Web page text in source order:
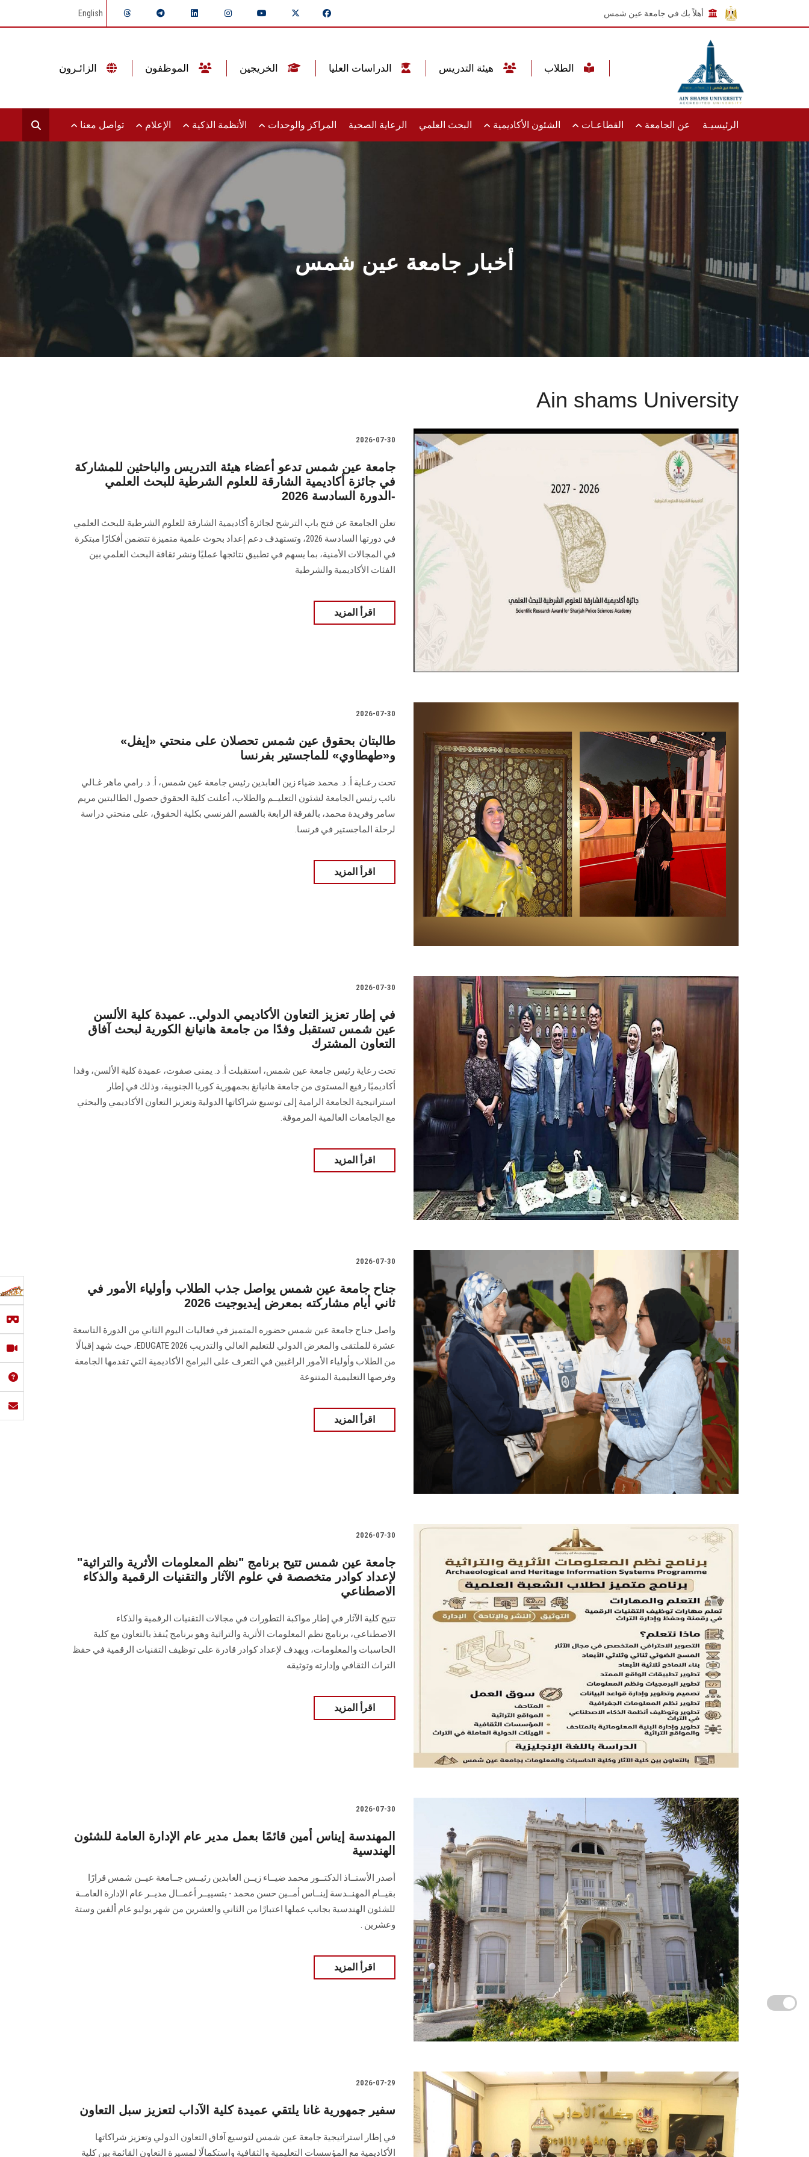
أهلاً بك في جامعة عين شمس English
الرئيسيـة عن الجامعة القطاعـات الشئون الأكاديمية البحث العلمي الرعاية الصحية المراكز والوحدات الأنظمة الذكية الإعلام تواصل معنا
أخبار جامعة عين شمس
Ain shams University
2026-07-30
جامعة عين شمس تدعو أعضاء هيئة التدريس والباحثين للمشاركة
في جائزة أكاديمية الشارقة للعلوم الشرطية للبحث العلمي
-الدورة السادسة 2026
تعلن الجامعة عن فتح باب الترشح لجائزة أكاديمية الشارقة للعلوم الشرطية للبحث العلمي
في دورتها السادسة 2026، وتستهدف دعم إعداد بحوث علمية متميزة تتضمن أفكارًا مبتكرة
في المجالات الأمنية، بما يسهم في تطبيق نتائجها عمليًا ونشر ثقافة البحث العلمي بين
الفئات الأكاديمية والشرطية
اقرأ المزيد
2026-07-30
طالبتان بحقوق عين شمس تحصلان على منحتي «إيفل»
و«طهطاوي» للماجستير بفرنسا
تحت رعـاية أ. د. محمد ضياء زين العابدين رئيس جامعة عين شمس، أ. د. رامي ماهر غـالي
نائب رئيس الجامعة لشئون التعليــم والطلاب، أعلنت كلية الحقوق حصول الطالبتين مريم
سامر وفريدة محمد، بالفرقة الرابعة بالقسم الفرنسي بكلية الحقوق، على منحتي دراسة
لرحلة الماجستير في فرنسا.
اقرأ المزيد
2026-07-30
في إطار تعزيز التعاون الأكاديمي الدولي.. عميدة كلية الألسن
عين شمس تستقبل وفدًا من جامعة هانيانغ الكورية لبحث آفاق
التعاون المشترك
تحت رعاية رئيس جامعة عين شمس، استقبلت أ. د. يمنى صفوت، عميدة كلية الألسن، وفدا
أكاديميًا رفيع المستوى من جامعة هانيانغ بجمهورية كوريا الجنوبية، وذلك في إطار
استراتيجية الجامعة الرامية إلى توسيع شراكاتها الدولية وتعزيز التعاون الأكاديمي والبحثي
مع الجامعات العالمية المرموقة.
اقرأ المزيد
2026-07-30
جناح جامعة عين شمس يواصل جذب الطلاب وأولياء الأمور في
ثاني أيام مشاركته بمعرض إيديوجيت 2026
واصل جناح جامعة عين شمس حضوره المتميز في فعاليات اليوم الثاني من الدورة التاسعة
عشرة للملتقى والمعرض الدولي للتعليم العالي والتدريب EDUGATE 2026، حيث شهد إقبالًا
من الطلاب وأولياء الأمور الراغبين في التعرف على البرامج الأكاديمية التي تقدمها الجامعة
وفرصها التعليمية المتنوعة
اقرأ المزيد
2026-07-30
جامعة عين شمس تتيح برنامج "نظم المعلومات الأثرية والتراثية"
لإعداد كوادر متخصصة في علوم الآثار والتقنيات الرقمية والذكاء
الاصطناعي
تتيح كلية الآثار في إطار مواكبة التطورات في مجالات التقنيات الرقمية والذكاء
الاصطناعي، برنامج نظم المعلومات الأثرية والتراثية وهو برنامج يُنفذ بالتعاون مع كلية
الحاسبات والمعلومات، ويهدف لإعداد كوادر قادرة على توظيف التقنيات الرقمية في حفظ
التراث الثقافي وإدارته وتوثيقه
اقرأ المزيد
2026-07-30
المهندسة إيناس أمين قائمًا بعمل مدير عام الإدارة العامة للشئون
الهندسية
أصدر الأستــاذ الدكتــور محمد ضيــاء زيــن العابدين رئيــس جــامعة عيــن شمس قرارًا
بقيــام المهنــدسة إينــاس أمــين حسن محمد - بتسييــر أعمــال مديــر عام الإدارة العامــة
للشئون الهندسية بجانب عملها اعتبارًا من الثاني والعشرين من شهر يوليو عام ألفين وستة
وعشرين .
اقرأ المزيد
2026-07-29
سفير جمهورية غانا يلتقي عميدة كلية الآداب لتعزيز سبل التعاون
في إطار استراتيجية جامعة عين شمس لتوسيع آفاق التعاون الدولي وتعزيز شراكاتها
الأكاديمية مع المؤسسات التعليمية والثقافية واستكمالًا لمسيرة التعاون القائمة بين كلية